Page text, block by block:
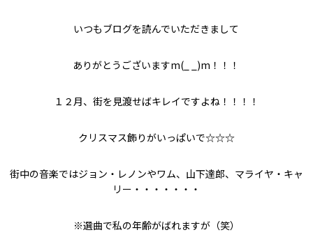
いつもブログを読んでいただきまして
ありがとうございますm(_ _)m！！！
１２月、街を見渡せばキレイですよね！！！！
クリスマス飾りがいっぱいで☆☆☆
街中の音楽ではジョン・レノンやワム、山下達郎、マライヤ・キャ
リー・・・・・・・
※選曲で私の年齢がばれますが（笑）